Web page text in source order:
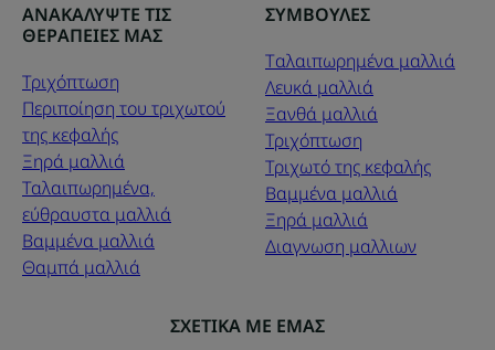
ΑΝΑΚΑΛΥΨΤΕ ΤΙΣ
ΘΕΡΑΠΕΙΕΣ ΜΑΣ
Τριχόπτωση
Περιποίηση του τριχωτού
της κεφαλής
Ξηρά μαλλιά
Ταλαιπωρημένα,
εύθραυστα μαλλιά
Βαμμένα μαλλιά
Θαμπά μαλλιά
ΣΥΜΒΟΥΛΕΣ
Tαλαιπωρημένα μαλλιά
Λευκά μαλλιά
Ξανθά μαλλιά
Τριχόπτωση
Τριχωτό της κεφαλής
Βαμμένα μαλλιά
Ξηρά μαλλιά
Διαγνωση μαλλιων
ΣΧΕΤΙΚΑ ΜΕ ΕΜΑΣ